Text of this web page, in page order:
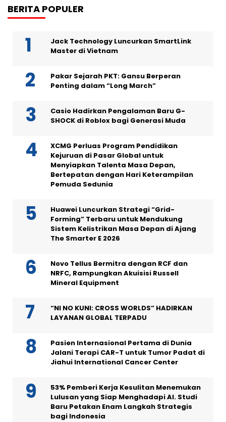
BERITA POPULER
Jack Technology Luncurkan SmartLink
Master di Vietnam
Pakar Sejarah PKT: Gansu Berperan
Penting dalam “Long March”
Casio Hadirkan Pengalaman Baru G-
SHOCK di Roblox bagi Generasi Muda
XCMG Perluas Program Pendidikan
Kejuruan di Pasar Global untuk
Menyiapkan Talenta Masa Depan,
Bertepatan dengan Hari Keterampilan
Pemuda Sedunia
Huawei Luncurkan Strategi “Grid-
Forming” Terbaru untuk Mendukung
Sistem Kelistrikan Masa Depan di Ajang
The Smarter E 2026
Novo Tellus Bermitra dengan RCF dan
NRFC, Rampungkan Akuisisi Russell
Mineral Equipment
“NI NO KUNI: CROSS WORLDS” HADIRKAN
LAYANAN GLOBAL TERPADU
Pasien Internasional Pertama di Dunia
Jalani Terapi CAR-T untuk Tumor Padat di
Jiahui International Cancer Center
53% Pemberi Kerja Kesulitan Menemukan
Lulusan yang Siap Menghadapi AI. Studi
Baru Petakan Enam Langkah Strategis
bagi Indonesia